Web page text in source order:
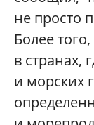
не просто
Более
в странах,
и морских